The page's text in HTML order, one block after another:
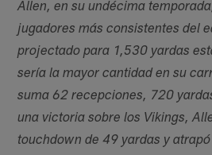
Allen, en su undécima
jugadores más consistentes del
projectado para 1,530 yardas
sería la mayor cantidad en su
suma 62 recepciones, 720
una victoria sobre los Vikings,
touchdown de 49 yardas y